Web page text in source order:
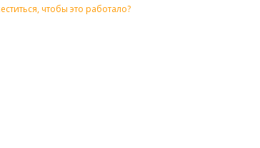
чтобы это работало?